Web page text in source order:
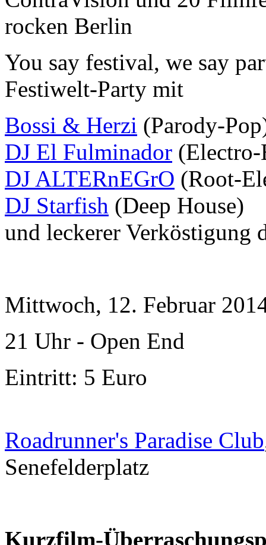
rocken Berlin
You say festival, we say
Festiwelt-Party mit
Bossi & Herzi (Parody-
DJ El Fulminador
DJ ALTERnEGrO (Root-
DJ Starfish (Deep House)
und leckerer Verköstigung
Mittwoch, 12. Februar
21 Uhr - Open End
Eintritt: 5 Euro
Roadrunner's Paradise Club
Senefelderplatz
Kurzfilm-